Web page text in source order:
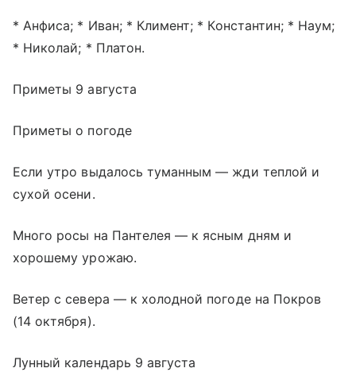
* Анфиса; * Иван; * Климент; * Константин; * Наум;
* Николай; * Платон.
Приметы 9 августа
Приметы о погоде
Если утро выдалось туманным — жди теплой и
сухой осени.
Много росы на Пантелея — к ясным дням и
хорошему урожаю.
Ветер с севера — к холодной погоде на Покров
(14 октября).
Лунный календарь 9 августа